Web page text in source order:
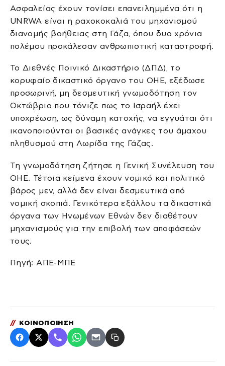
Ασφαλείας έχουν τονίσει επανειλημμένα ότι η
UNRWA είναι η ραχοκοκαλιά του μηχανισμού
διανομής βοήθειας στη Γάζα, όπου δυο χρόνια
πολέμου προκάλεσαν ανθρωπιστική καταστροφή.
Το Διεθνές Ποινικό Δικαστήριο (ΔΠΔ), το
κορυφαίο δικαστικό όργανο του ΟΗΕ, εξέδωσε
προσωρινή, μη δεσμευτική γνωμοδότηση τον
Οκτώβριο που τόνιζε πως το Ισραήλ έχει
υποχρέωση, ως δύναμη κατοχής, να εγγυάται ότι
ικανοποιούνται οι βασικές ανάγκες του άμαχου
πληθυσμού στη Λωρίδα της Γάζας.
Τη γνωμοδότηση ζήτησε η Γενική Συνέλευση του
ΟΗΕ. Τέτοια κείμενα έχουν νομικό και πολιτικό
βάρος μεν, αλλά δεν είναι δεσμευτικά από
νομική σκοπιά. Γενικότερα εξάλλου τα δικαστικά
όργανα των Ηνωμένων Εθνών δεν διαθέτουν
μηχανισμούς για την επιβολή των αποφάσεών
τους.
Πηγή: ΑΠΕ-ΜΠΕ
// ΚΟΙΝΟΠΟΙΗΣΗ